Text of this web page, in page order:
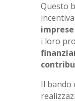
Questo
imprese
i loro
Il bando